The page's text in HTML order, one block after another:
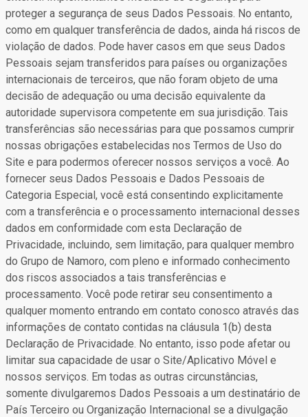
proteger a segurança de seus Dados Pessoais. No entanto,
como em qualquer transferência de dados, ainda há riscos de
violação de dados. Pode haver casos em que seus Dados
Pessoais sejam transferidos para países ou organizações
internacionais de terceiros, que não foram objeto de uma
decisão de adequação ou uma decisão equivalente da
autoridade supervisora competente em sua jurisdição. Tais
transferências são necessárias para que possamos cumprir
nossas obrigações estabelecidas nos Termos de Uso do
Site e para podermos oferecer nossos serviços a você. Ao
fornecer seus Dados Pessoais e Dados Pessoais de
Categoria Especial, você está consentindo explicitamente
com a transferência e o processamento internacional desses
dados em conformidade com esta Declaração de
Privacidade, incluindo, sem limitação, para qualquer membro
do Grupo de Namoro, com pleno e informado conhecimento
dos riscos associados a tais transferências e
processamento. Você pode retirar seu consentimento a
qualquer momento entrando em contato conosco através das
informações de contato contidas na cláusula 1(b) desta
Declaração de Privacidade. No entanto, isso pode afetar ou
limitar sua capacidade de usar o Site/Aplicativo Móvel e
nossos serviços. Em todas as outras circunstâncias,
somente divulgaremos Dados Pessoais a um destinatário de
País Terceiro ou Organização Internacional se a divulgação